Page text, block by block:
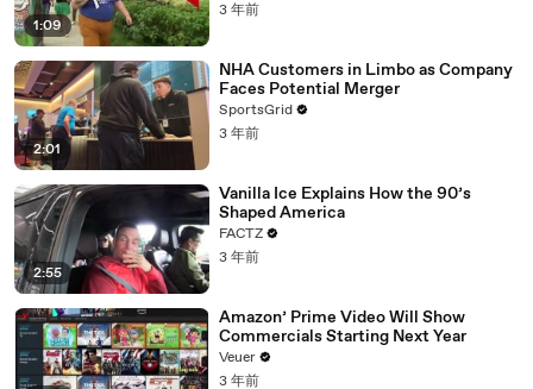
1:09
3 年前
2:01
NHA Customers in Limbo as Company
Faces Potential Merger
SportsGrid
3 年前
2:55
Vanilla Ice Explains How the 90’s
Shaped America
FACTZ
3 年前
Amazon’ Prime Video Will Show
Commercials Starting Next Year
Veuer
3 年前